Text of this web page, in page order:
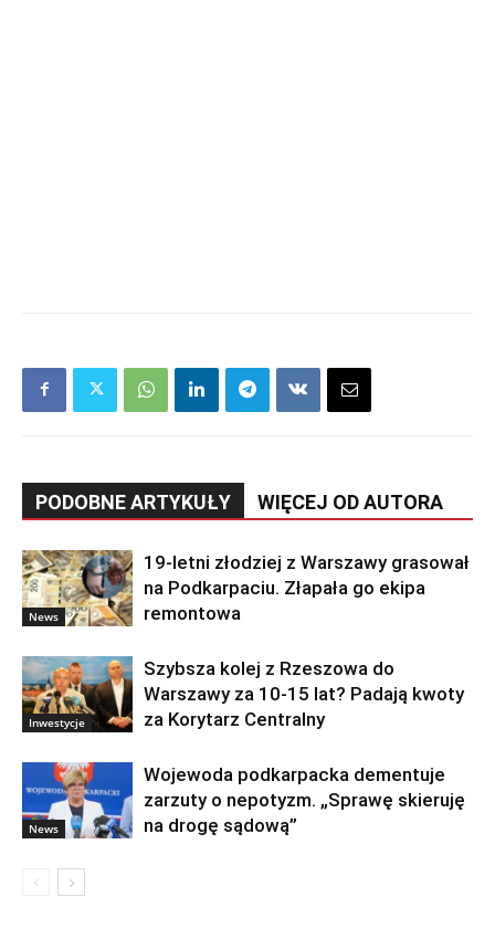
PODOBNE ARTYKUŁY WIĘCEJ OD AUTORA
News
19-letni złodziej z Warszawy grasował
na Podkarpaciu. Złapała go ekipa
remontowa
Inwestycje
Szybsza kolej z Rzeszowa do
Warszawy za 10-15 lat? Padają kwoty
za Korytarz Centralny
News
Wojewoda podkarpacka dementuje
zarzuty o nepotyzm. „Sprawę skieruję
na drogę sądową”